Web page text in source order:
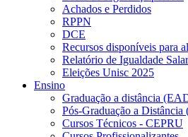
Achados e Perdidos
RPPN
DCE
Recursos disponíveis para
Relatório de Igualdade
Eleições Unisc 2025
Ensino
Graduação a distância
Pós-Graduação a
Cursos Técnicos - CEPRU